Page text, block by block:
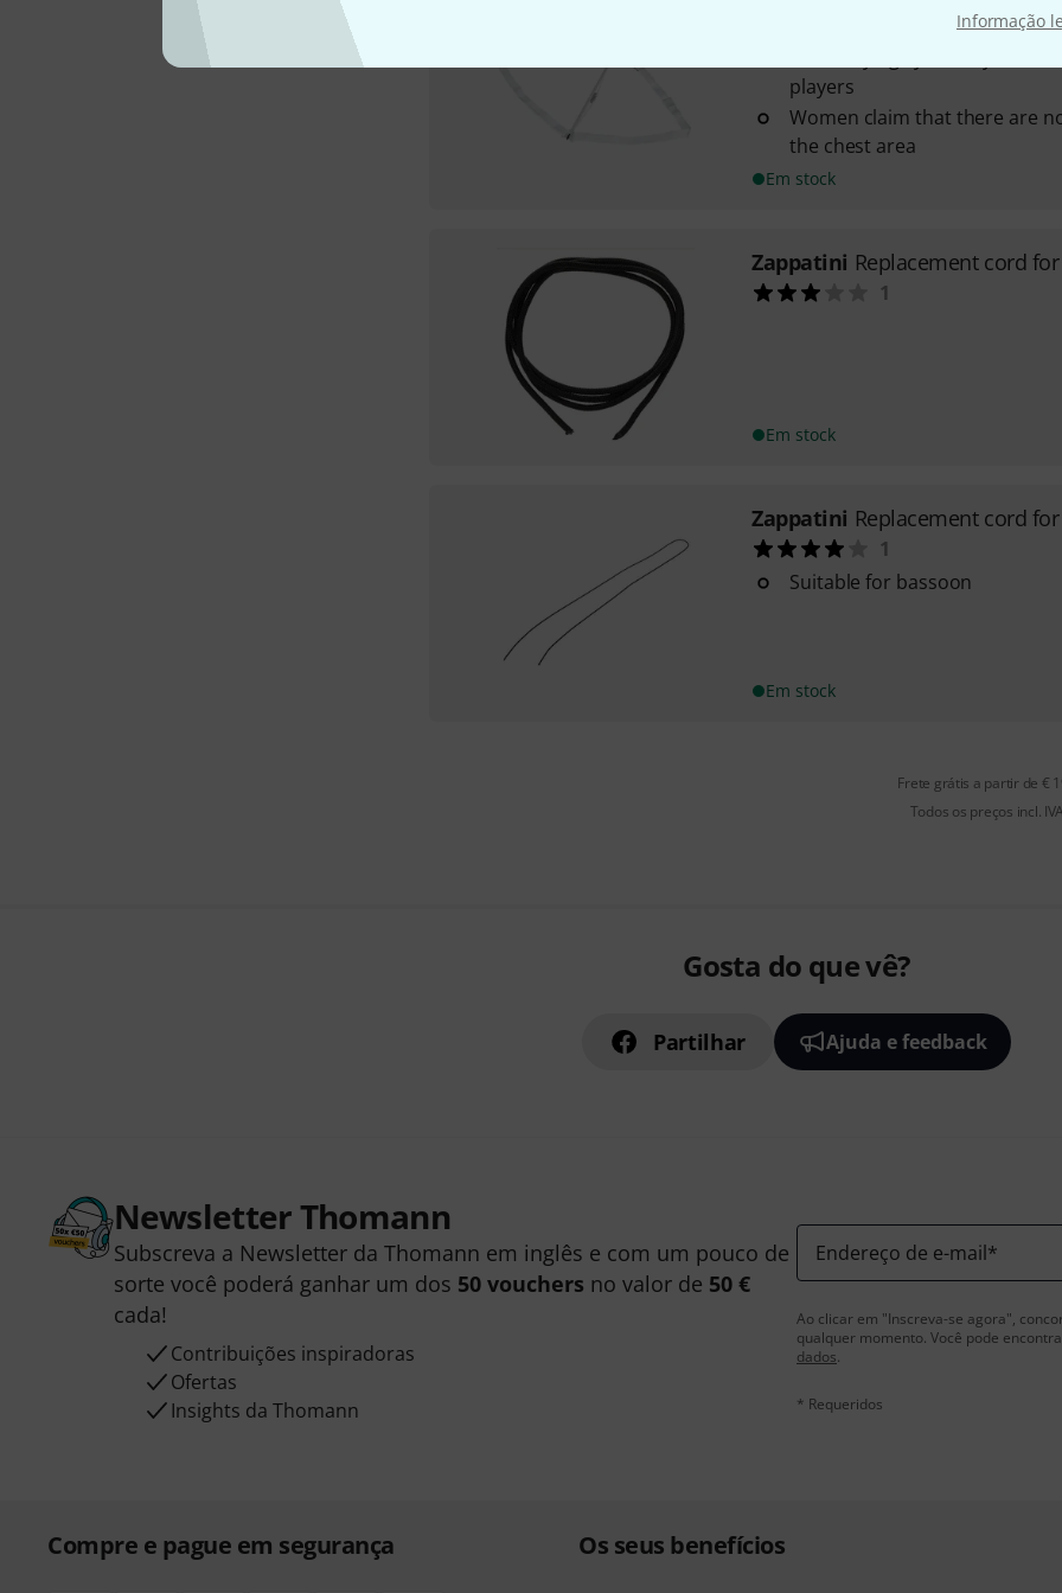
Informação
Size: Large, for tall people
players
Women claim that there are
the chest area
Em stock
Zappatini Replacement cord
1
Em stock
Zappatini Replacement cord
1
Suitable for bassoon
Em stock
Frete grátis a partir de €
Todos os preços incl. IVA
Gosta do que vê?
Partilhar Ajuda e feedback
Newsletter Thomann
Subscreva a Newsletter da Thomann em inglês e com um pouco de
sorte você poderá ganhar um dos 50 vouchers no valor de 50 €
cada!
Contribuições inspiradoras
Ofertas
Insights da Thomann
Endereço de e-mail*
Ao clicar em "Inscreva-se agora",
qualquer momento. Você pode
dados.
* Requeridos
Compre e pague em segurança Os seus benefícios